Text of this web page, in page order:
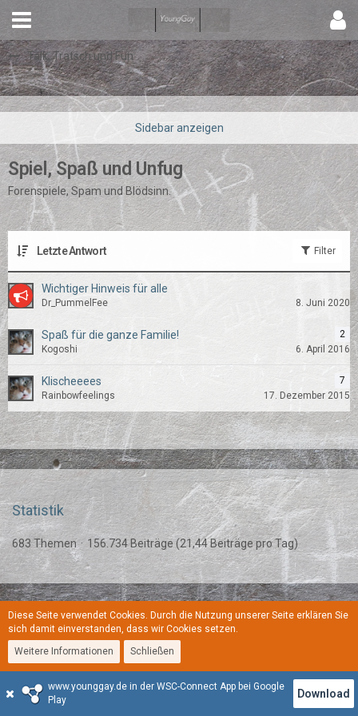
Talk, Tratsch und Fun
Spiel, Spaß und Unfug
Forenspiele, Spam und Blödsinn.
Letzte Antwort Filter
Wichtiger Hinweis für alle
Dr_PummelFee 8. Juni 2020
Spaß für die ganze Familie!
2
Kogoshi
6. April 2016
Klischeeees
7
Rainbowfeelings
17. Dezember 2015
Statistik
683 Themen 156.734 Beiträge (21,44 Beiträge pro Tag)
Regeln Datenschutzerklärung Kontakt
Stil:YoungGay
Community-Software:WoltLab Suite™
www.younggay.de in der WSC-Connect App bei Google
Play
Download
Diese Seite verwendet Cookies. Durch die Nutzung unserer Seite erklären Sie
sich damit einverstanden, dass wir Cookies setzen.
Weitere Informationen
Schließen